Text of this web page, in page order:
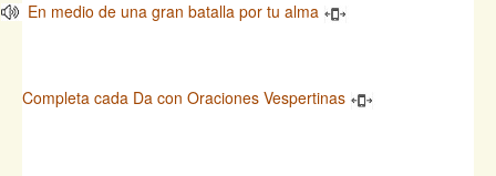
En medio de una gran batalla por tu alma
Completa cada Da con Oraciones Vespertinas